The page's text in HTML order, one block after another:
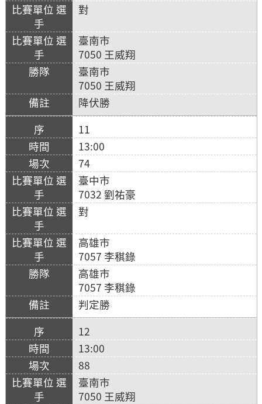
對
臺南市
7050 王威翔
臺南市
7050 王威翔
降伏勝
11
13:00
74
臺中市
7032 劉祐豪
對
高雄市
7057 李稘錄
高雄市
7057 李稘錄
判定勝
12
13:00
88
臺南市
7050 王威翔